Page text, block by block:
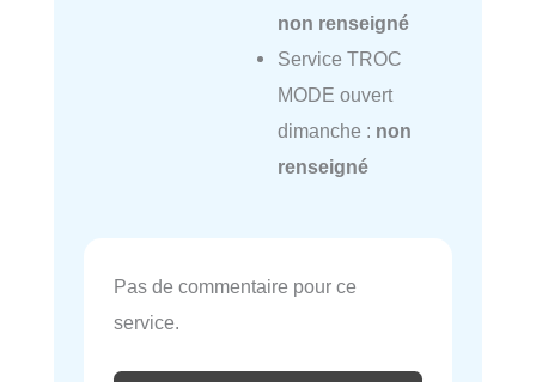
non renseigné
Service TROC
MODE ouvert
dimanche : non
renseigné
Pas de commentaire pour ce
service.